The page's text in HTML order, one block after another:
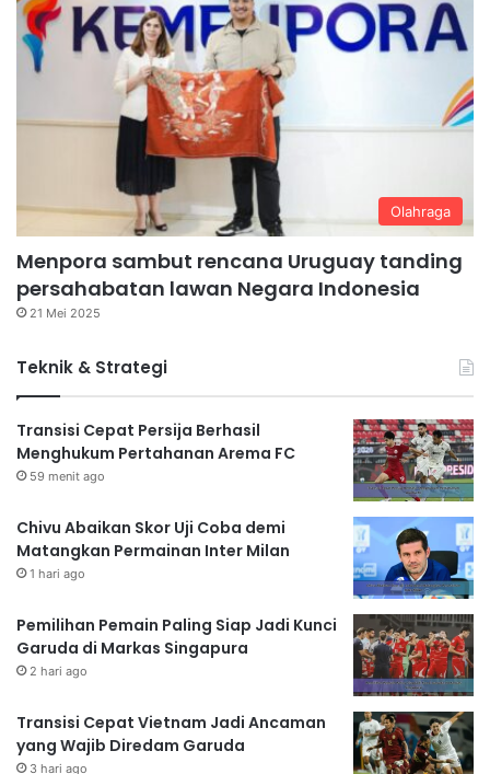
Olahraga
Menpora sambut rencana Uruguay tanding
persahabatan lawan Negara Indonesia
21 Mei 2025
Teknik & Strategi
Transisi Cepat Persija Berhasil
Menghukum Pertahanan Arema FC
59 menit ago
Chivu Abaikan Skor Uji Coba demi
Matangkan Permainan Inter Milan
1 hari ago
Pemilihan Pemain Paling Siap Jadi Kunci
Garuda di Markas Singapura
2 hari ago
Transisi Cepat Vietnam Jadi Ancaman
yang Wajib Diredam Garuda
3 hari ago